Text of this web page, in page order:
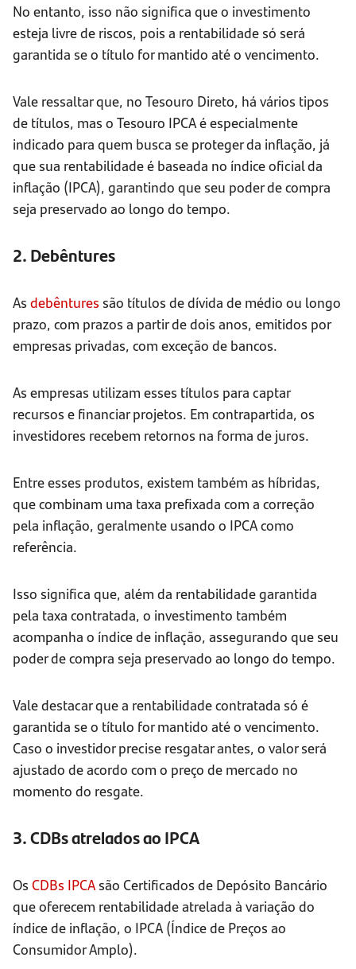
No entanto, isso não significa que o investimento
esteja livre de riscos, pois a rentabilidade só será
garantida se o título for mantido até o vencimento.
Vale ressaltar que, no Tesouro Direto, há vários tipos
de títulos, mas o Tesouro IPCA é especialmente
indicado para quem busca se proteger da inflação, já
que sua rentabilidade é baseada no índice oficial da
inflação (IPCA), garantindo que seu poder de compra
seja preservado ao longo do tempo.
2. Debêntures
As debêntures são títulos de dívida de médio ou longo
prazo, com prazos a partir de dois anos, emitidos por
empresas privadas, com exceção de bancos.
As empresas utilizam esses títulos para captar
recursos e financiar projetos. Em contrapartida, os
investidores recebem retornos na forma de juros.
Entre esses produtos, existem também as híbridas,
que combinam uma taxa prefixada com a correção
pela inflação, geralmente usando o IPCA como
referência.
Isso significa que, além da rentabilidade garantida
pela taxa contratada, o investimento também
acompanha o índice de inflação, assegurando que seu
poder de compra seja preservado ao longo do tempo.
Vale destacar que a rentabilidade contratada só é
garantida se o título for mantido até o vencimento.
Caso o investidor precise resgatar antes, o valor será
ajustado de acordo com o preço de mercado no
momento do resgate.
3. CDBs atrelados ao IPCA
Os CDBs IPCA são Certificados de Depósito Bancário
que oferecem rentabilidade atrelada à variação do
índice de inflação, o IPCA (Índice de Preços ao
Consumidor Amplo).